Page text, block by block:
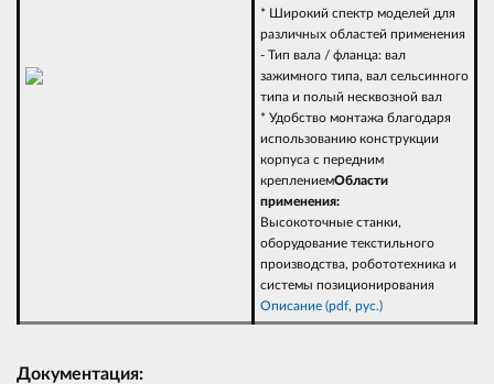
* Широкий спектр моделей для
различных областей применения
- Тип вала / фланца: вал
зажимного типа, вал сельсинного
типа и полый несквозной вал
* Удобство монтажа благодаря
использованию конструкции
корпуса с передним
креплениемОбласти
применения:
Высокоточные станки,
оборудование текстильного
производства, робототехника и
системы позиционирования
Описание (pdf, рус.)
Документация: